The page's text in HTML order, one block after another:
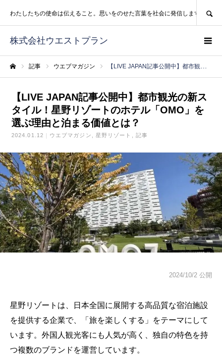
株式会社ウエストプラン
わたしたちの使命は伝えること。思いをのせた言葉を社会に発信します。
記事 ウエブマガジン 【LIVE JAPAN記事公開中】都市観光の新スタイル！星野リゾートのホテル「OMO」を選ぶ理由と泊まる価値とは？
【LIVE JAPAN記事公開中】都市観光の新ス
タイル！星野リゾートのホテル「OMO」を
選ぶ理由と泊まる価値とは？
2024.01.12 ウエブマガジン 星野リゾート 記事
2024/10/2 公開
星野リゾートは、日本全国に展開する高品質な宿泊施設
を提供する企業で、「旅を楽しくする」をテーマにして
います。外国人観光客にも人気が高く、独自の特色を持
つ複数のブランドを運営しています。